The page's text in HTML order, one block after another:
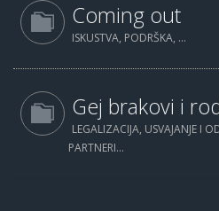
Coming out
ISKUSTVA, PODRŠKA, ...
Gej brakovi i
LEGALIZACIJA, USVAJANJE I
PARTNERI...